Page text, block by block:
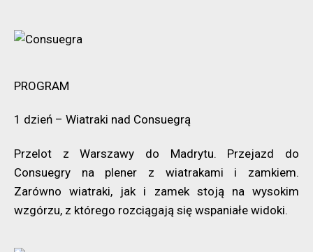
PROGRAM
1 dzień – Wiatraki nad Consuegrą
Przelot z Warszawy do Madrytu. Przejazd do
Consuegry na plener z wiatrakami i zamkiem.
Zarówno wiatraki, jak i zamek stoją na wysokim
wzgórzu, z którego rozciągają się wspaniałe widoki.